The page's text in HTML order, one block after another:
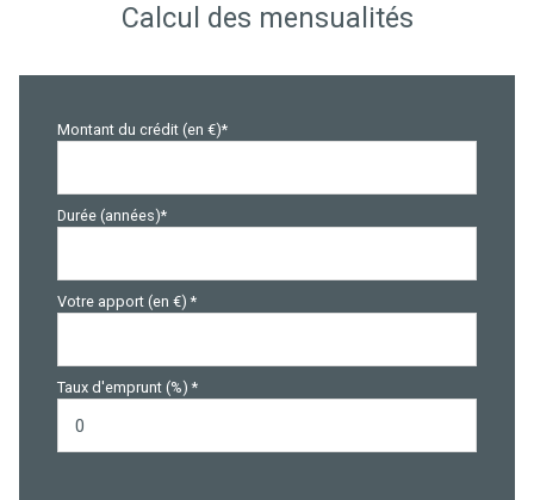
Calcul des mensualités
Montant du crédit (en €)*
Durée (années)*
Votre apport (en €) *
Taux d'emprunt (%) *